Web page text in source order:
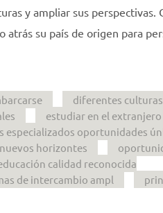
y ampliar sus perspectivas.
su país de origen para
diferentes culturas
estudiar en el extranjero
oportunidades
nuevos horizontes
calidad reconocida
de intercambio ampl